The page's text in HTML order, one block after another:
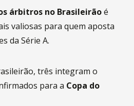
árbitros no Brasileirãoé
valiosas para quem aposta
da Série A.
três integram o
para a Copa do